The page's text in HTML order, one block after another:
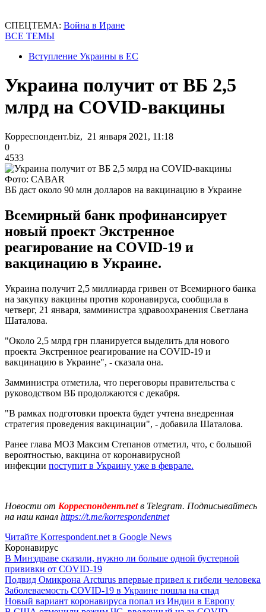
СПЕЦТЕМА: Война в Иране
ВСЕ ТЕМЫ
Вступление Украины в ЕС
Украина получит от ВБ 2,5
млрд на COVID-вакцины
Корреспондент.biz, 21 января 2021, 11:18
0
4533
Фото: CABAR
ВБ даст около 90 млн долларов на вакцинацию в Украине
Всемирный банк профинансирует
новый проект Экстренное
реагирование на COVID-19 и
вакцинацию в Украине.
Украина получит 2,5 миллиарда гривен от Всемирного банка
на закупку вакцины против коронавируса, сообщила в
четверг, 21 января, замминистра здравоохранения Светлана
Шаталова.
"Около 2,5 млрд грн планируется выделить для нового
проекта Экстренное реагирование на COVID-19 и
вакцинацию в Украине", - сказала она.
Замминистра отметила, что переговоры правительства с
руководством ВБ продолжаются с декабря.
"В рамках подготовки проекта будет учтена внедренная
стратегия проведения вакцинации", - добавила Шаталова.
Ранее глава МОЗ Максим Степанов отметил, что, с большой
вероятностью, вакцина от коронавирусной
инфекции поступит в Украину уже в феврале.
Новости от Корреспондент.netв Telegram. Подписывайтесь
на наш канал https://t.me/korrespondentnet
Читайте Korrespondent.net в Google News
Коронавирус
В Минздраве сказали, нужно ли больше одной бустерной
прививки от COVID-19
Подвид Омикрона Arcturus впервые привел к гибели человека
Заболеваемость COVID-19 в Украине пошла на спад
Новый вариант коронавируса попал из Индии в Европу